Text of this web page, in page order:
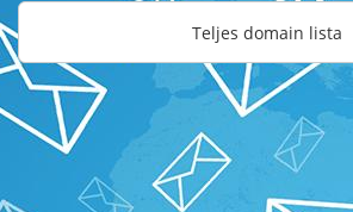
Teljes domain lista